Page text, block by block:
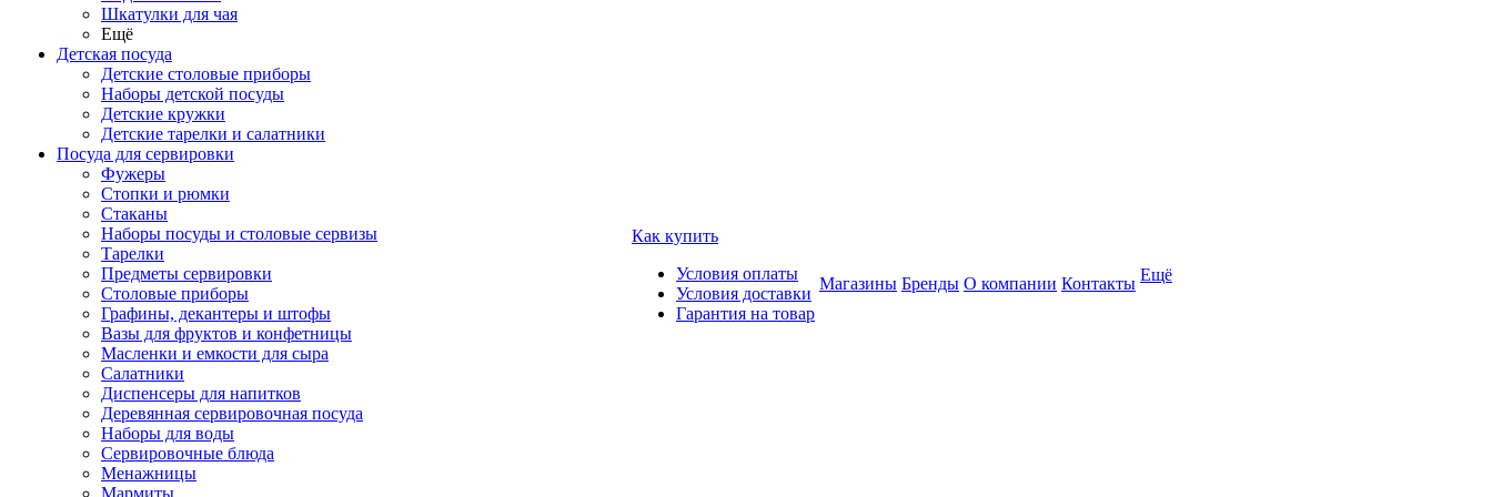
Шкатулки для чая
Ещё
Детская посуда
Детские столовые приборы
Наборы детской посуды
Детские кружки
Детские тарелки и салатники
Посуда для сервировки
Фужеры
Стопки и рюмки
Стаканы
Наборы посуды и столовые сервизы
Тарелки
Предметы сервировки
Столовые приборы
Графины, декантеры и штофы
Вазы для фруктов и конфетницы
Масленки и емкости для сыра
Салатники
Диспенсеры для напитков
Деревянная сервировочная посуда
Наборы для воды
Сервировочные блюда
Менажницы
Мармиты
Как купить
Условия оплаты
Условия доставки
Гарантия на товар
Магазины Бренды О компании Контакты Ещё